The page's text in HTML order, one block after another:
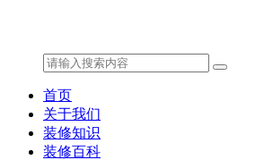
首页
关于我们
装修知识
装修百科